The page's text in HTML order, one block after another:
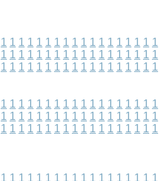
1 1 1 1 1 1 1 1 1 1 1 1 1 1 1 1 1 1
1 1 1 1 1 1 1 1 1 1 1 1 1 1 1 1 1 1
1 1 1 1 1 1 1 1 1 1 1 1 1 1 1 1 1 1
1 1 1 1 1 1 1 1 1 1 1 1 1 1 1 1 1 1
1 1 1 1 1 1 1 1 1 1 1 1 1 1 1 1 1 1
1 1 1 1 1 1 1 1 1 1 1 1 1 1 1 1 1 1
1 1 1 1 1 1 1 1 1 1 1 1 1 1 1 1 1 1